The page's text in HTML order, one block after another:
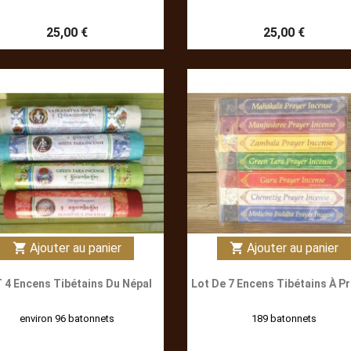
25,00 € 25,00 €
shopping_cart Ajouter au panier
4 Encens Tibétains Du Népal
environ 96 batonnets
shopping_cart Ajouter au panier
Lot De 7 Encens Tibétains À
189 batonnets